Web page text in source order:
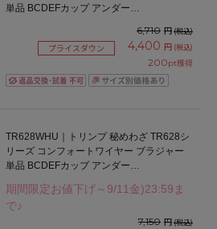
単品 BCDEFカップ アンダー
6,710 円(税込)
プライスダウン 4,400 円 (税込)
200pt獲得
TR628WHU｜トリンプ 秘めわざ TR628シ
リーズ コンフォートワイヤー ブラジャー
単品 BCDEFカップ アンダー
期間限定お値下げ～9/11金)23:59ま
で♪
7,150 円(税込)